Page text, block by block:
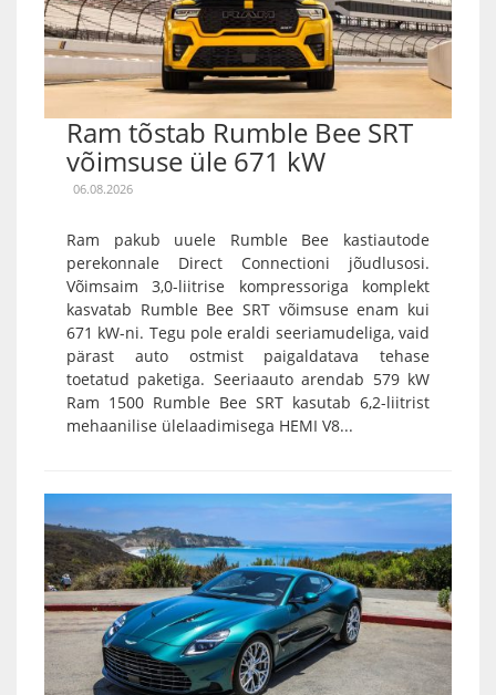
Ram tõstab Rumble Bee SRT
võimsuse üle 671 kW
06.08.2026
Ram pakub uuele Rumble Bee kastiautode
perekonnale Direct Connectioni jõudlusosi.
Võimsaim 3,0-liitrise kompressoriga komplekt
kasvatab Rumble Bee SRT võimsuse enam kui
671 kW-ni. Tegu pole eraldi seeriamudeliga, vaid
pärast auto ostmist paigaldatava tehase
toetatud paketiga. Seeriaauto arendab 579 kW
Ram 1500 Rumble Bee SRT kasutab 6,2-liitrist
mehaanilise ülelaadimisega HEMI V8...